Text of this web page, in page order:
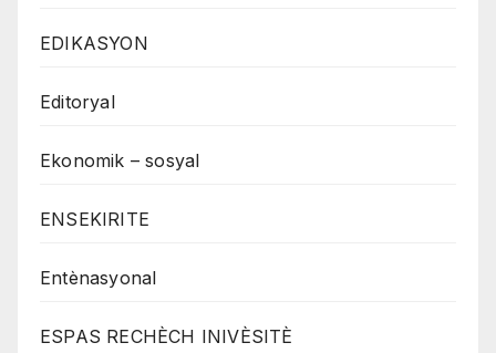
EDIKASYON
Editoryal
Ekonomik – sosyal
ENSEKIRITE
Entènasyonal
ESPAS RECHÈCH INIVÈSITÈ